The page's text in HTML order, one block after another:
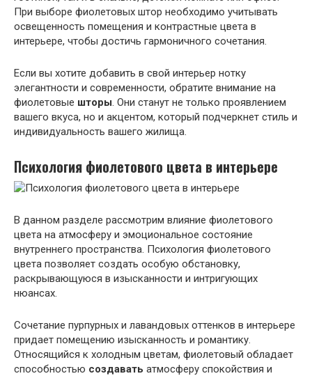
При выборе фиолетовых штор необходимо учитывать
освещенность помещения и контрастные цвета в
интерьере, чтобы достичь гармоничного сочетания.
Если вы хотите добавить в свой интерьер нотку
элегантности и современности, обратите внимание на
фиолетовые шторы . Они станут не только проявлением
вашего вкуса, но и акцентом, который подчеркнет стиль и
индивидуальность вашего жилища.
Психология фиолетового цвета в интерьере
В данном разделе рассмотрим влияние фиолетового
цвета на атмосферу и эмоциональное состояние
внутреннего пространства. Психология фиолетового
цвета позволяет создать особую обстановку,
раскрывающуюся в изысканности и интригующих
нюансах.
Сочетание пурпурных и лавандовых оттенков в интерьере
придает помещению изысканность и романтику.
Относящийся к холодным цветам, фиолетовый обладает
способностью создавать атмосферу спокойствия и